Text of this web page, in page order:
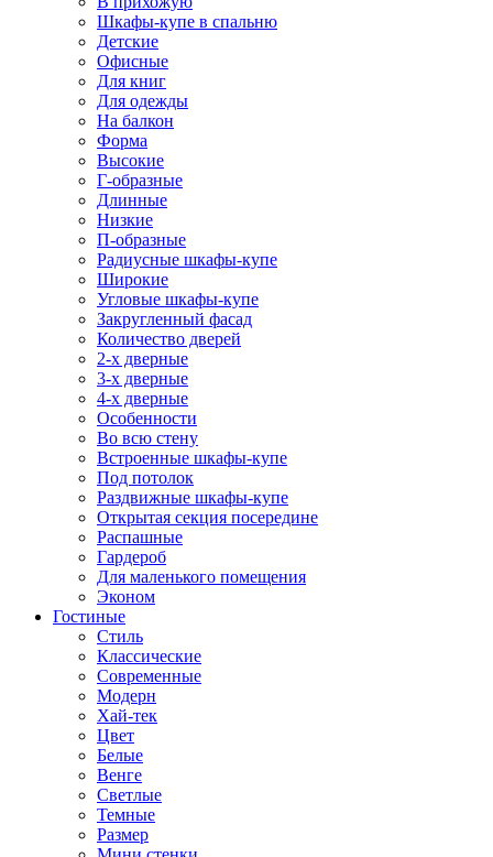
Шкафы-купе в спальню
Детские
Офисные
Для книг
Для одежды
На балкон
Форма
Высокие
Г-образные
Длинные
Низкие
П-образные
Радиусные шкафы-купе
Широкие
Угловые шкафы-купе
Закругленный фасад
Количество дверей
2-х дверные
3-х дверные
4-х дверные
Особенности
Во всю стену
Встроенные шкафы-купе
Под потолок
Раздвижные шкафы-купе
Открытая секция посередине
Распашные
Гардероб
Для маленького помещения
Эконом
Гостиные
Стиль
Классические
Современные
Модерн
Хай-тек
Цвет
Белые
Венге
Светлые
Темные
Размер